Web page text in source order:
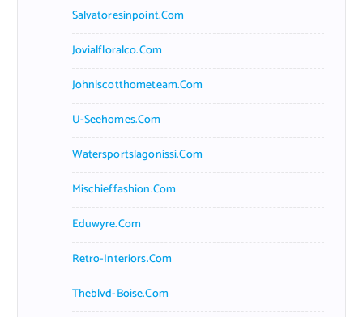
Salvatoresinpoint.com
Jovialfloralco.com
Johnlscotthometeam.com
U-Seehomes.com
Watersportslagonissi.com
Mischieffashion.com
Eduwyre.com
Retro-Interiors.com
Theblvd-Boise.com